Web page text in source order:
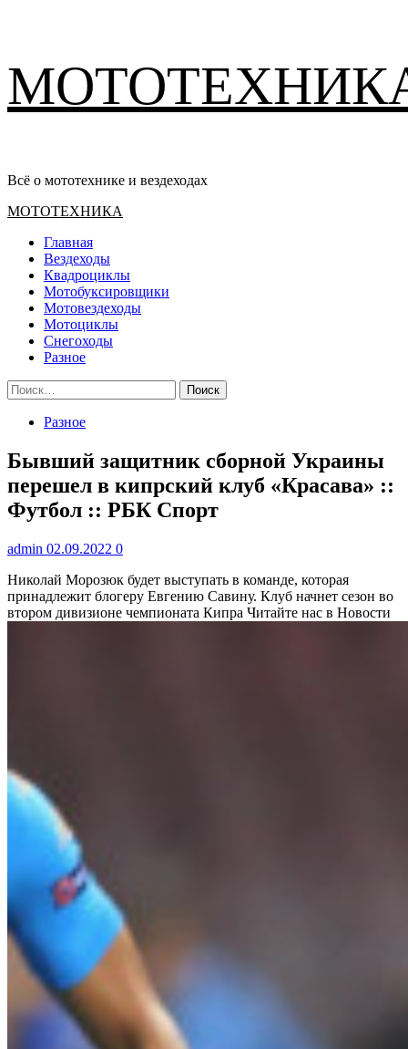
содержимому
Всё о мототехнике и вездеходах
Основное
МОТОТЕХНИКА
Главная
Вездеходы
Квадроциклы
Мотобуксировщики
Мотовездеходы
Мотоциклы
Снегоходы
Разное
Найти:
Разное
Бывший защитник сборной Украины
перешел в кипрский клуб «Красава» ::
Футбол :: РБК Спорт
admin 02.09.2022 0
Николай Морозюк будет выступать в команде, которая
принадлежит блогеру Евгению Савину. Клуб начнет сезон во
втором дивизионе чемпионата Кипра Читайте нас в Новости